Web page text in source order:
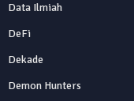
Data Ilmiah
DeFi
Dekade
Demon Hunters